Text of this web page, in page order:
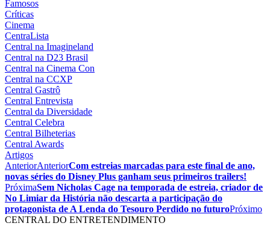
Famosos
Críticas
Cinema
CentraLista
Central na Imagineland
Central na D23 Brasil
Central na Cinema Con
Central na CCXP
Central Gastrô
Central Entrevista
Central da Diversidade
Central Celebra
Central Bilheterias
Central Awards
Artigos
AnteriorAnteriorCom estreias marcadas para este final de ano,
novas séries do Disney Plus ganham seus primeiros trailers!
PróximaSem Nicholas Cage na temporada de estreia, criador de
No Limiar da História não descarta a participação do
protagonista de A Lenda do Tesouro Perdido no futuroPróximo
CENTRAL DO ENTRETENDIMENTO